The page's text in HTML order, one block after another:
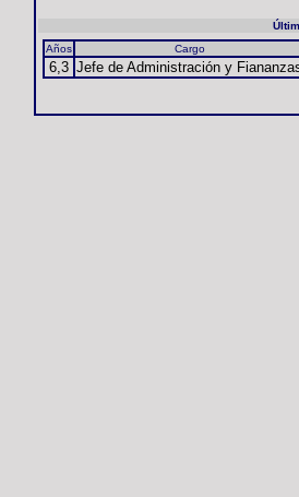
Años
Cargo
6,3 Jefe de Administración y